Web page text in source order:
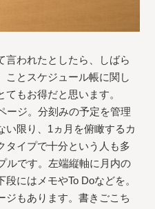
われたとしたら、しばら
ことスケジュール帳に関し
もお得だと思います。
ージ。分刻みの予定を管理
い限り、1ヵ月を俯瞰するカ
タイプで十分という人も多
ルです。左端縦軸に月内の
にはメモやTo Doなどを。
ジもあります。書きごこち